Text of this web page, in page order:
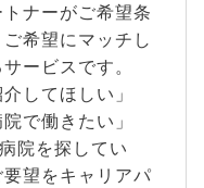
ナーがご希望条
希望にマッチし
ービスです。
してほしい」
で働きたい」
院を探してい
望をキャリアパ